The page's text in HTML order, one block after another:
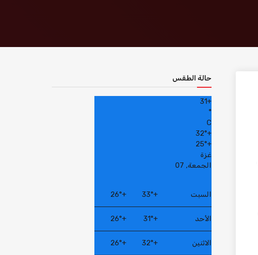
حالة الطقس
+
31
°
C
+
32°
+
25°
غزة
الجمعة, 07
السبت +
33°
+
26°
الأحد +
31°
+
26°
الاثنين +
32°
+
26°